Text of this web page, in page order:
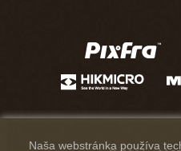
Naša webstránka používa